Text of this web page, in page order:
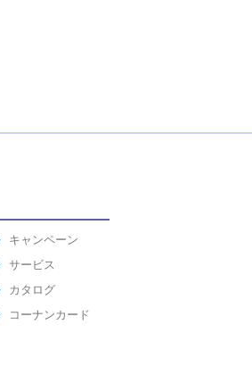
キャンペーン
サービス
カタログ
コーナンカード